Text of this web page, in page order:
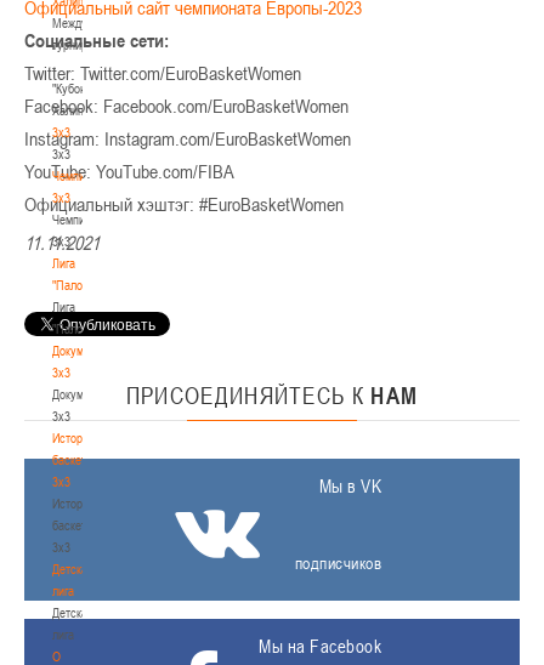
Международный
турнир
-
"Кубок
Халипского"
3x3
3x3
Чемпионат
3х3
Чемпионат
3х3
Лига
"Палова"
Лига
"Палова"
Документы
3х3
Документы
3х3
История
баскетбола
3х3
История
баскетбола
3х3
Детская
лига
Детская
лига
О
Официальный сайт чемпионата Европы-2023
Социальные сети:
Twitter: Twitter.com/EuroBasketWomen
Facebook: Facebook.com/EuroBasketWomen
Instagram: Instagram.com/EuroBasketWomen
YouTube: YouTube.com/FIBA
Официальный хэштэг: #EuroBasketWomen
11.11.2021
ПРИСОЕДИНЯЙТЕСЬ К НАМ
Мы в VK
подписчиков
Мы на Facebook